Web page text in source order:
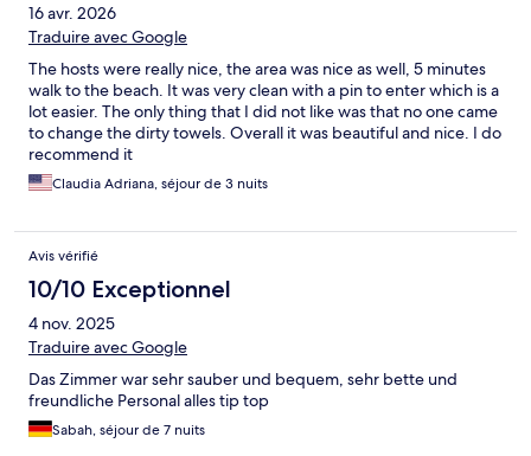
16 avr. 2026
Traduire avec Google
The hosts were really nice, the area was nice as well, 5 minutes
walk to the beach. It was very clean with a pin to enter which is a
lot easier. The only thing that I did not like was that no one came
to change the dirty towels. Overall it was beautiful and nice. I do
recommend it
Claudia Adriana, séjour de 3 nuits
Avis vérifié
10/10 Exceptionnel
4 nov. 2025
Traduire avec Google
Das Zimmer war sehr sauber und bequem, sehr bette und
freundliche Personal alles tip top
Sabah, séjour de 7 nuits